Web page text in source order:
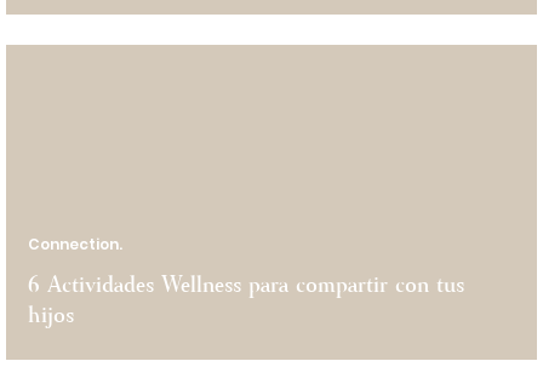
Connection.
6 Actividades Wellness para compartir con tus
hijos